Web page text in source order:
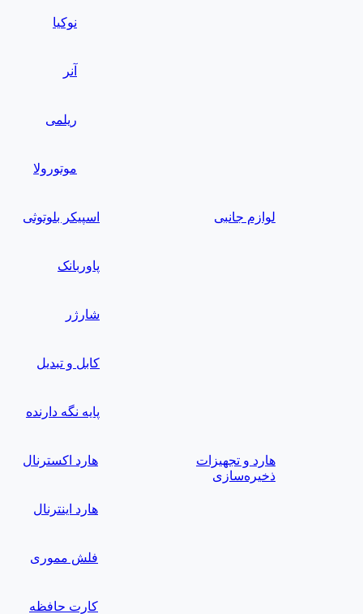
نوکیا
آنر
ریلمی
موتورولا
لوازم جانبی اسپیکر بلوتوثی
پاوربانک
شارژر
کابل و تبدیل
پایه نگه دارنده
هارد و تجهیزات
ذخیره‌سازی
هارد اکسترنال
هارد اینترنال
فلش مموری
کارت حافظه